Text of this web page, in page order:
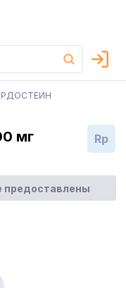
мг Rp
предоставлены